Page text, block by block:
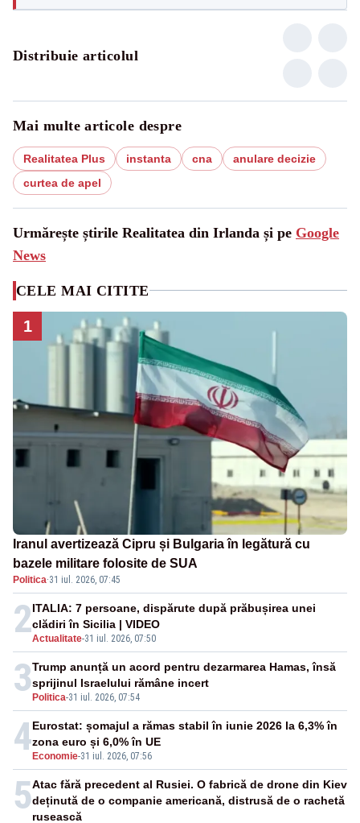
Distribuie articolul
Mai multe articole despre
Realitatea Plus instanta cna
anulare decizie
curtea de apel
Urmărește știrile Realitatea din Irlanda și pe Google
News
CELE MAI CITITE
1
Iranul avertizează Cipru și Bulgaria în legătură cu
bazele militare folosite de SUA
Politica·31 iul. 2026, 07:45
2Actualitate-31 iul. 2026, 07:50
ITALIA: 7 persoane, dispărute după prăbușirea unei
clădiri în Sicilia | VIDEO
3 Politica-31 iul. 2026, 07:54
Trump anunță un acord pentru dezarmarea Hamas, însă
sprijinul Israelului rămâne incert
4 Economie-31 iul. 2026, 07:56
Eurostat: șomajul a rămas stabil în iunie 2026 la 6,3% în
zona euro și 6,0% în UE
5Atac fără precedent al Rusiei. O fabrică de drone din Kiev
deținută de o companie americană, distrusă de o rachetă
rusească